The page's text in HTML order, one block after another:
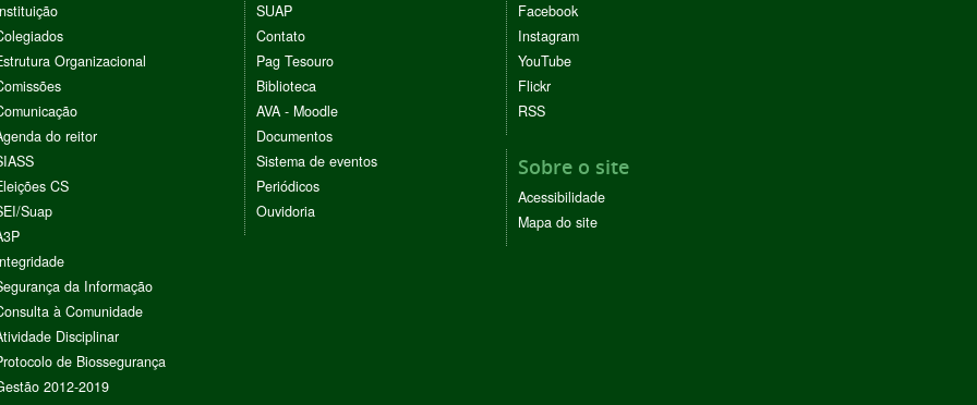
Organizacional
do reitor
CS
Suap
da Informação
à Comunidade
Disciplinar
de Biossegurança
2012-2019
SUAP
Contato
Pag Tesouro
Biblioteca
AVA - Moodle
Documentos
Sistema de eventos
Periódicos
Ouvidoria
Facebook
Instagram
YouTube
Flickr
RSS
Sobre o site
Acessibilidade
Mapa do site